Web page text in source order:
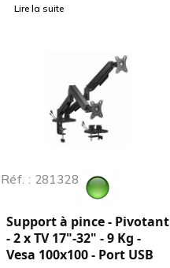
Lire la suite
Réf. : 281328
Support à pince - Pivotant
- 2 x TV 17"-32" - 9 Kg -
Vesa 100x100 - Port USB